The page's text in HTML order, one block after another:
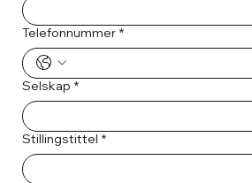
Telefonnummer *
Selskap *
Stillingstittel *